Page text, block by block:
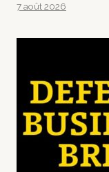
7 août 2026